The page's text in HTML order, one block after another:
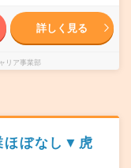
詳しく見る
リア事業部
ほぼなし▼虎